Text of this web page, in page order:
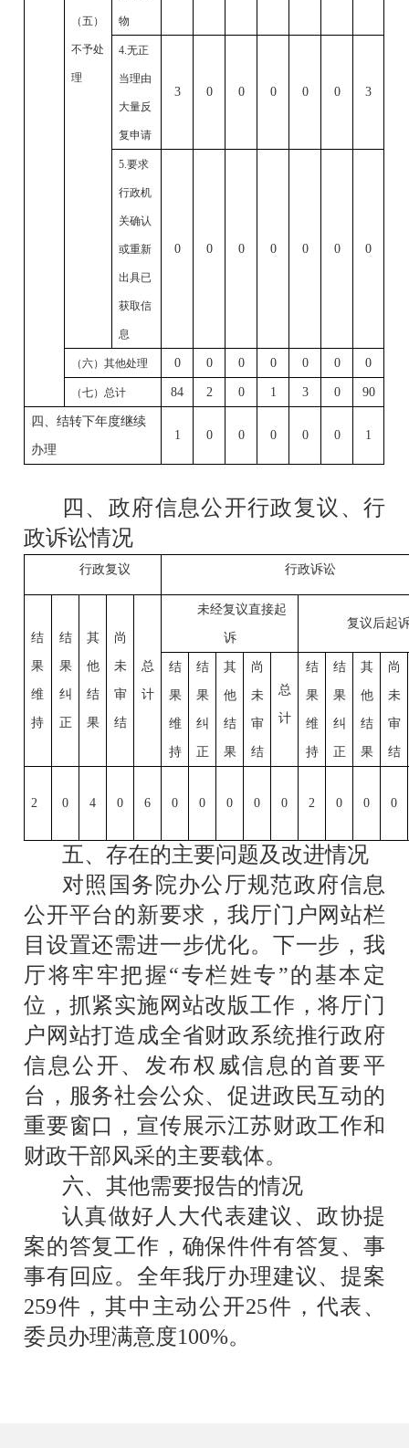
（五）
不予处
理
物
4.无正
当理由
大量反
复申请
3 0 0 0 0 0 3
5.要求
行政机
关确认
或重新
出具已
获取信
息
0 0 0 0 0 0 0
（六）其他处理 0 0 0 0 0 0 0
（七）总计 84 2 0 1 3 0 90
四、结转下年度继续
办理
1 0 0 0 0 0 1
四、政府信息公开行政复议、行
政诉讼情况
行政复议 行政诉讼
结
果
维
持
结
果
纠
正
其
他
结
果
尚
未
审
结
总
计
未经复议直接起
诉
复议后起
结
果
维
持
结
果
纠
正
其
他
结
果
尚
未
审
结
总
计
结
果
维
持
结
果
纠
正
其
他
结
果
尚
未
审
结
2 0 4 0 6 0 0 0 0 0 2 0 0 0
五、存在的主要问题及改进情况
对照国务院办公厅规范政府信息
公开平台的新要求，我厅门户网站栏
目设置还需进一步优化。下一步，我
厅将牢牢把握“专栏姓专”的基本定
位，抓紧实施网站改版工作，将厅门
户网站打造成全省财政系统推行政府
信息公开、发布权威信息的首要平
台，服务社会公众、促进政民互动的
重要窗口，宣传展示江苏财政工作和
财政干部风采的主要载体。
六、其他需要报告的情况
认真做好人大代表建议、政协提
案的答复工作，确保件件有答复、事
事有回应。全年我厅办理建议、提案
259件，其中主动公开25件，代表、
委员办理满意度100%。